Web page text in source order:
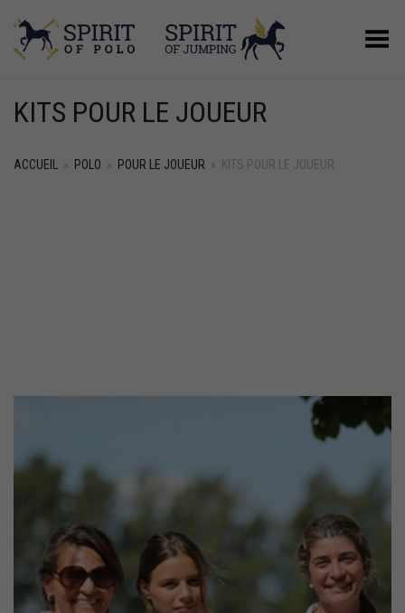
Basculer le menu
KITS POUR LE JOUEUR
ACCUEIL » POLO » POUR LE JOUEUR » KITS POUR LE JOUEUR